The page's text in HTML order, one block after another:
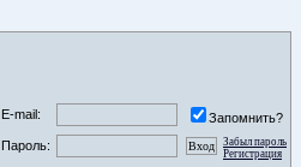
E-mail:
Запомнить?
Пароль:
Забыл пароль
Регистрация